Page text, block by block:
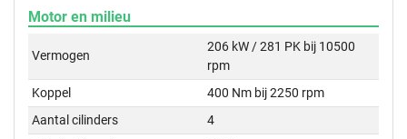
Motor en milieu
Vermogen
206 kW / 281 PK bij 10500
rpm
Koppel
400 Nm bij 2250 rpm
Aantal cilinders
4